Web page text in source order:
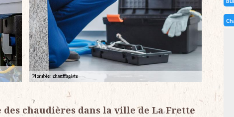
des chaudières dans la ville de La Frette